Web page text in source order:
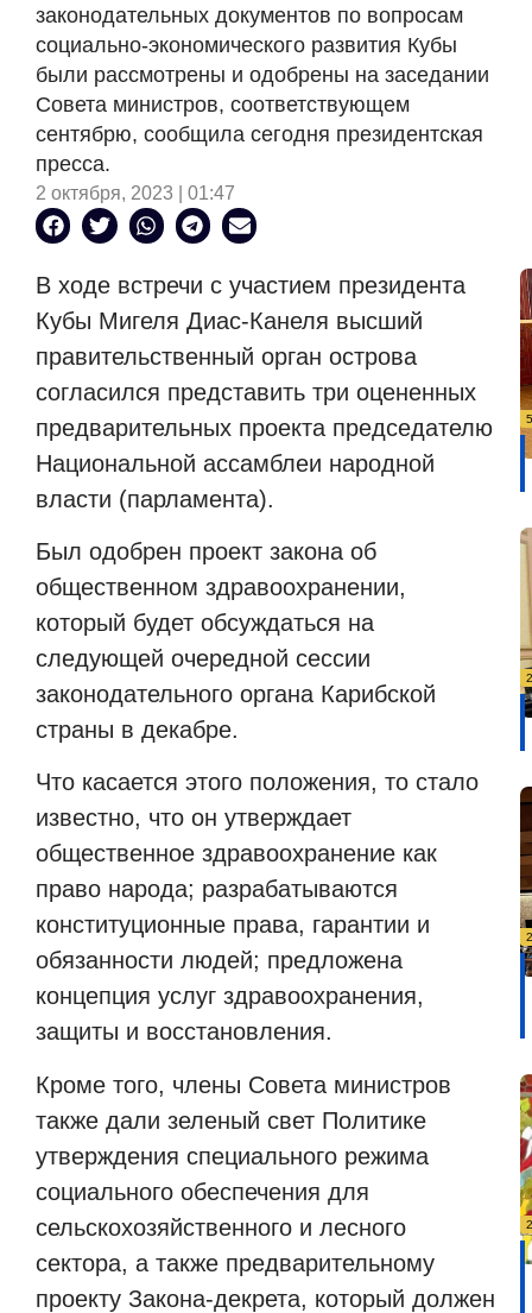
законодательных документов по вопросам
социально-экономического развития Кубы
были рассмотрены и одобрены на заседании
Совета министров, соответствующем
сентябрю, сообщила сегодня президентская
пресса.
2 октября, 2023 | 01:47
В ходе встречи с участием президента
Кубы Мигеля Диас-Канеля высший
правительственный орган острова
согласился представить три оцененных
предварительных проекта председателю
Национальной ассамблеи народной
власти (парламента).
Был одобрен проект закона об
общественном здравоохранении,
который будет обсуждаться на
следующей очередной сессии
законодательного органа Карибской
страны в декабре.
Что касается этого положения, то стало
известно, что он утверждает
общественное здравоохранение как
право народа; разрабатываются
конституционные права, гарантии и
обязанности людей; предложена
концепция услуг здравоохранения,
защиты и восстановления.
Кроме того, члены Совета министров
также дали зеленый свет Политике
утверждения специального режима
социального обеспечения для
сельскохозяйственного и лесного
сектора, а также предварительному
проекту Закона-декрета, который должен